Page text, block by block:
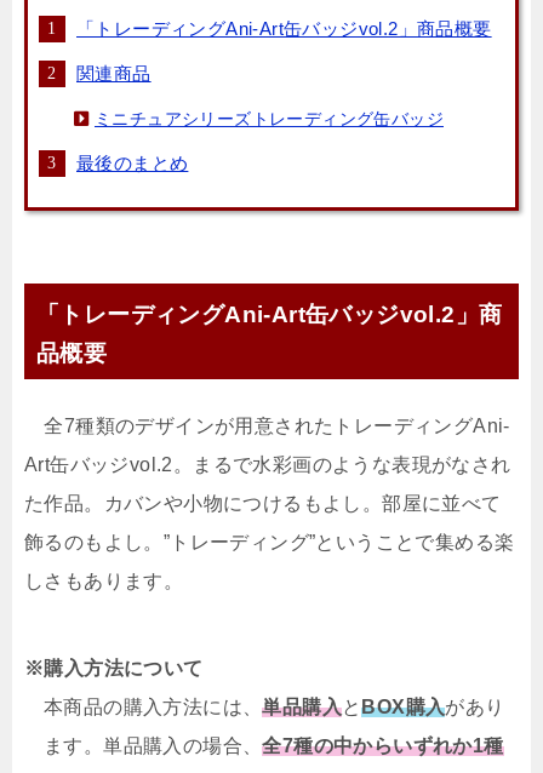
「トレーディングAni-Art缶バッジvol.2」商品概要
関連商品
ミニチュアシリーズトレーディング缶バッジ
最後のまとめ
「トレーディングAni-Art缶バッジvol.2」商
品概要
全7種類のデザインが用意されたトレーディングAni-
Art缶バッジvol.2。まるで水彩画のような表現がなされ
た作品。カバンや小物につけるもよし。部屋に並べて
飾るのもよし。”トレーディング”ということで集める楽
しさもあります。
購入方法について
本商品の購入方法には、単品購入とBOX購入があり
ます。単品購入の場合、全7種の中からいずれか1種